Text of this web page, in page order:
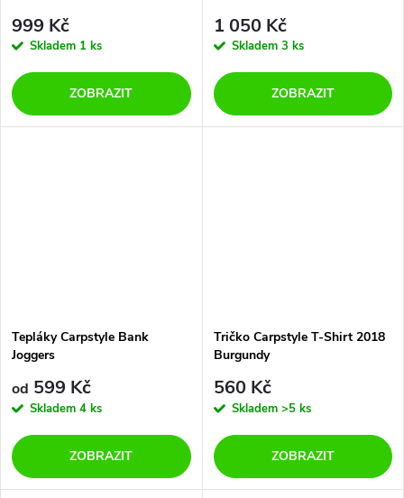
999 Kč
Skladem 1 ks
ZOBRAZIT
1 050 Kč
Skladem 3 ks
ZOBRAZIT
Tepláky Carpstyle Bank
Joggers
od 599 Kč
Skladem 4 ks
ZOBRAZIT
Tričko Carpstyle T-Shirt 2018
Burgundy
560 Kč
Skladem >5 ks
ZOBRAZIT